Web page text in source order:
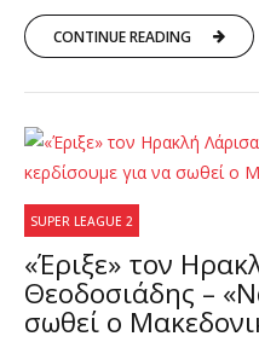
CONTINUE READING
SUPER LEAGUE 2
«Έριξε» τον
Θεοδοσιάδης –
σωθεί ο